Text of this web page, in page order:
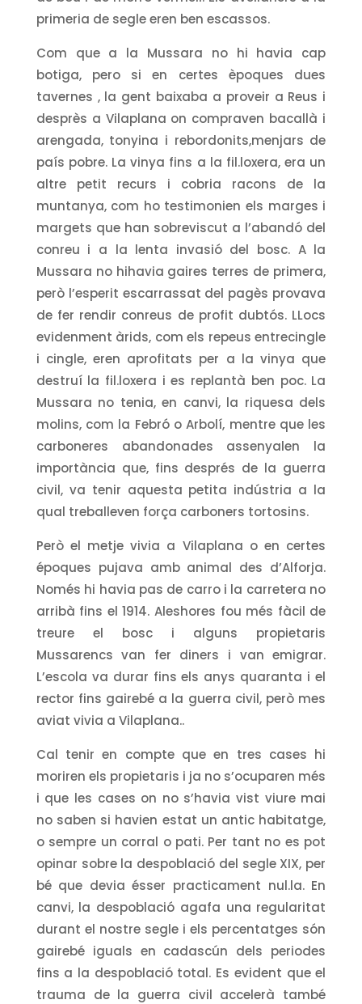
primeria de segle eren ben escassos.
Com que a la Mussara no hi havia cap
botiga, pero si en certes èpoques dues
tavernes , la gent baixaba a proveir a Reus i
desprès a Vilaplana on compraven bacallà i
arengada, tonyina i rebordonits,menjars de
país pobre. La vinya fins a la fil.loxera, era un
altre petit recurs i cobria racons de la
muntanya, com ho testimonien els marges i
margets que han sobreviscut a l’abandó del
conreu i a la lenta invasió del bosc. A la
Mussara no hihavia gaires terres de primera,
però l’esperit escarrassat del pagès provava
de fer rendir conreus de profit dubtós. LLocs
evidenment àrids, com els repeus entrecingle
i cingle, eren aprofitats per a la vinya que
destruí la fil.loxera i es replantà ben poc. La
Mussara no tenia, en canvi, la riquesa dels
molins, com la Febró o Arbolí, mentre que les
carboneres abandonades assenyalen la
importància que, fins després de la guerra
civil, va tenir aquesta petita indústria a la
qual treballeven força carboners tortosins.
Però el metje vivia a Vilaplana o en certes
époques pujava amb animal des d’Alforja.
Només hi havia pas de carro i la carretera no
arribà fins el 1914. Aleshores fou més fàcil de
treure el bosc i alguns propietaris
Mussarencs van fer diners i van emigrar.
L’escola va durar fins els anys quaranta i el
rector fins gairebé a la guerra civil, però mes
aviat vivia a Vilaplana..
Cal tenir en compte que en tres cases hi
moriren els propietaris i ja no s’ocuparen més
i que les cases on no s’havia vist viure mai
no saben si havien estat un antic habitatge,
o sempre un corral o pati. Per tant no es pot
opinar sobre la despoblació del segle XIX, per
bé que devia ésser practicament nul.la. En
canvi, la despoblació agafa una regularitat
durant el nostre segle i els percentatges són
gairebé iguals en cadascún dels periodes
fins a la despoblació total. Es evident que el
trauma de la guerra civil accelerà també